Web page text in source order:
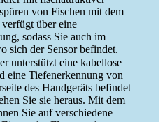
von Fischen mit dem
über eine
sodass Sie auch im
sich der Sensor befindet.
unterstützt eine kabellose
eine Tiefenerkennung von
des Handgeräts befindet
Sie sie heraus. Mit dem
Sie auf verschiedene